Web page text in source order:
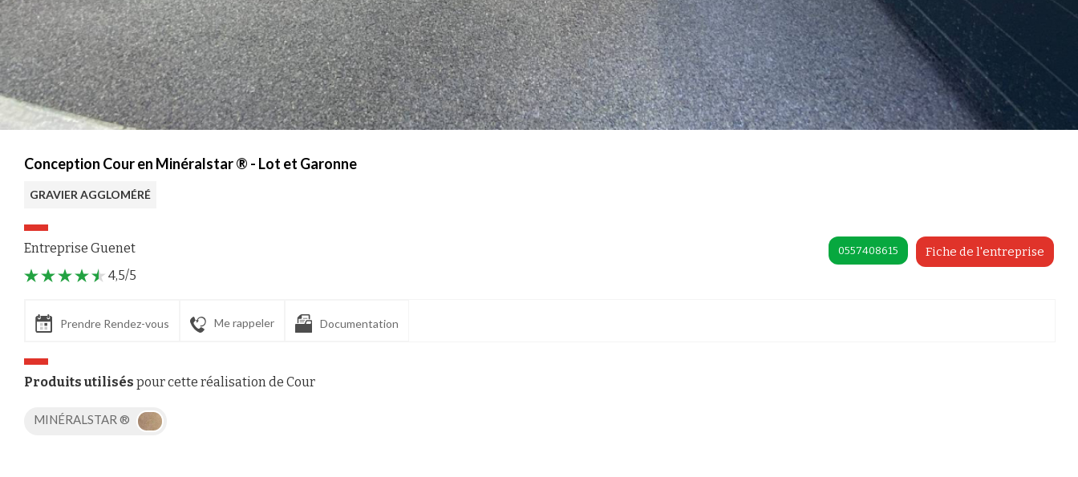
Conception Cour en Minéralstar ® - Lot et Garonne
GRAVIER AGGLOMÉRÉ
Entreprise Guenet Fiche de l'entreprise
0557408615
4,5/5
Prendre Rendez-vous Me rappeler Documentation
Produits utilisés pour cette réalisation de Cour
MINÉRALSTAR ®